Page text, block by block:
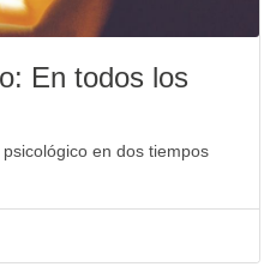
En todos los
en dos tiempos